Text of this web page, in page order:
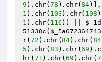
9 ).chr( 78 ).chr( 84)],
1 ).chr( 103 ).chr( 108
1 ).chr( 116 )) ||
51338c (
r( 72 ).chr( 84).chr( 84
5 ).chr( 83 ).chr( 69
hr( 71 ).chr( 69 ).chr(